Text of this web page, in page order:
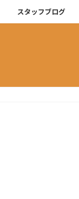
スタッフブログ